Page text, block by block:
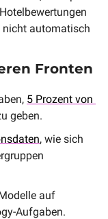
nicht automatisch
Fronten
5 Prozent von
geben.
, wie sich
auf
Aufgaben.